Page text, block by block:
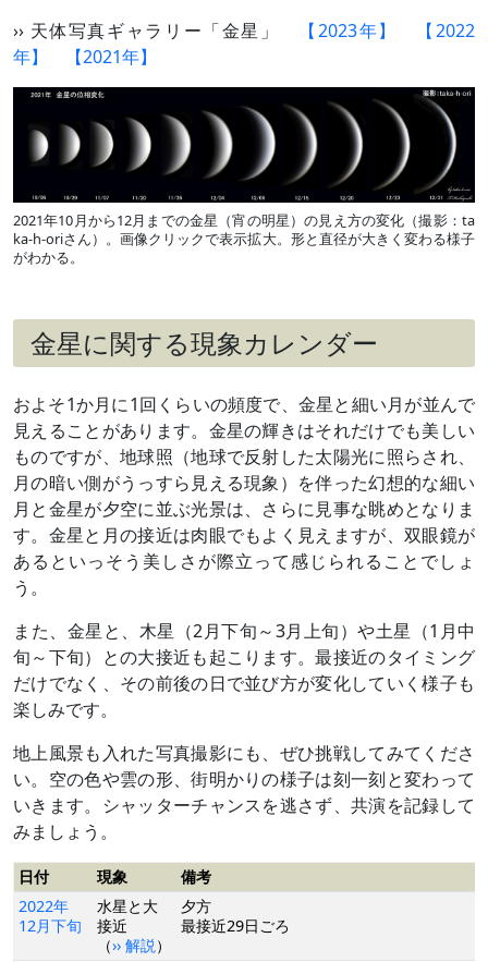
›› 天体写真ギャラリー「金星」
【2023年】
【2022
年】
【2021年】
2021年10月から12月までの金星（宵の明星）の見え方の変化（撮影： ta
ka-h-oriさん）。画像クリックで表示拡大。形と直径が大きく変わる様子
がわかる。
金星に関する現象カレンダー
およそ1か月に1回くらいの頻度で、金星と細い月が並んで
見えることがあります。金星の輝きはそれだけでも美しい
ものですが、地球照（地球で反射した太陽光に照らされ、
月の暗い側がうっすら見える現象）を伴った幻想的な細い
月と金星が夕空に並ぶ光景は、さらに見事な眺めとなりま
す。金星と月の接近は肉眼でもよく見えますが、双眼鏡が
あるといっそう美しさが際立って感じられることでしょ
う。
また、金星と、木星（2月下旬～3月上旬）や土星（1月中
旬～下旬）との大接近も起こります。最接近のタイミング
だけでなく、その前後の日で並び方が変化していく様子も
楽しみです。
地上風景も入れた写真撮影にも、ぜひ挑戦してみてくださ
い。空の色や雲の形、街明かりの様子は刻一刻と変わって
いきます。シャッターチャンスを逃さず、共演を記録して
みましょう。
日付 現象
備考
2022年
12月下旬
水星と大
接近
（›› 解説）
夕方
最接近29日ごろ